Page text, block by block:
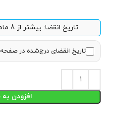
تاریخ انقضا: بیشتر از 8 ماه
تاریخ انقضای درج‌شده در
افزودن